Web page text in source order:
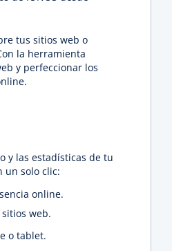
tus sitios web o
la herramienta
y perfeccionar los
y las estadísticas de tu
un solo clic:
online.
web.
o tablet.